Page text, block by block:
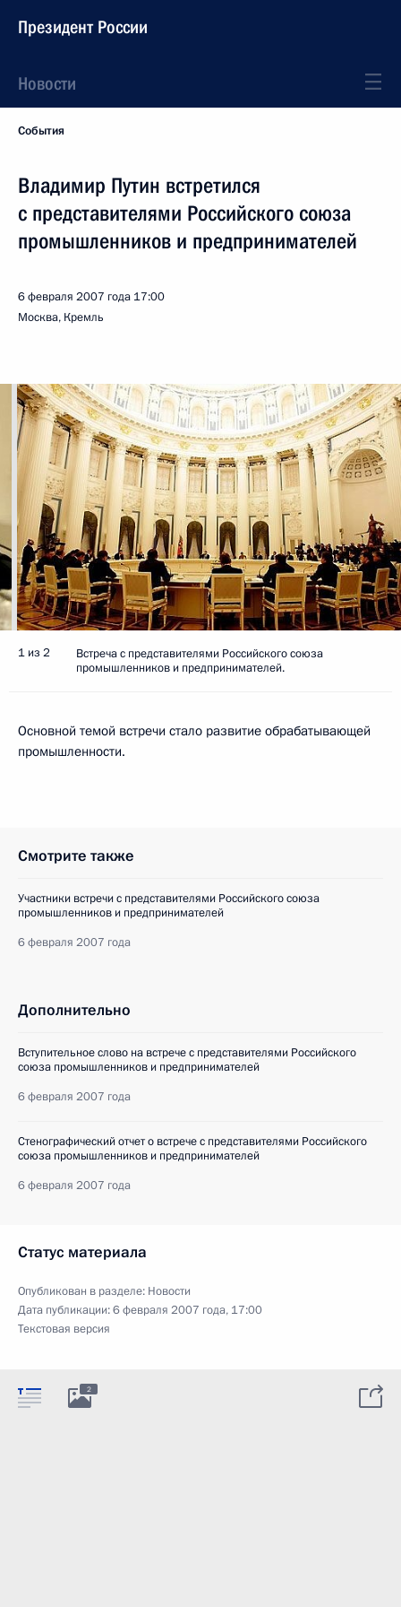
Президент России
Новости
События
Владимир Путин встретился
с представителями Российского союза
промышленников и предпринимателей
6 февраля 2007 года 17:00
Москва, Кремль
1 из 2
Встреча с представителями Российского союза
промышленников и предпринимателей.
Основной темой встречи стало развитие обрабатывающей
промышленности.
Смотрите также
Участники встречи с представителями Российского союза
промышленников и предпринимателей
6 февраля 2007 года
Дополнительно
Вступительное слово на встрече с представителями Российского
союза промышленников и предпринимателей
6 февраля 2007 года
Стенографический отчет о встрече с представителями Российского
союза промышленников и предпринимателей
6 февраля 2007 года
Статус материала
Опубликован в разделе: Новости
Дата публикации:6 февраля 2007 года, 17:00
Текстовая версия
2